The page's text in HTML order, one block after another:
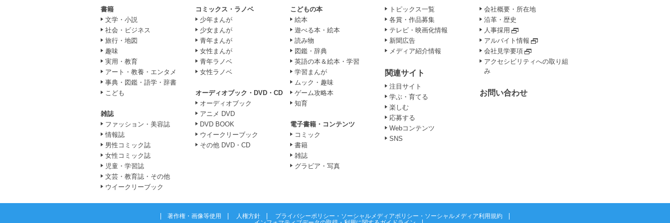
書籍
文学・小説
社会・ビジネス
旅行・地図
趣味
実用・教育
アート・教養・エンタメ
事典・図鑑・語学・辞書
こども
雑誌
ファッション・美容誌
情報誌
男性コミック誌
女性コミック誌
児童・学習誌
文芸・教育誌・その他
ウイークリーブック
コミックス・ラノベ
少年まんが
少女まんが
青年まんが
女性まんが
青年ラノベ
女性ラノベ
オーディオブック・DVD・CD
オーディオブック
アニメ DVD
DVD BOOK
ウイークリーブック
その他 DVD・CD
こどもの本
絵本
遊べる本・絵本
読み物
図鑑・辞典
英語の本＆絵本・学習
学習まんが
ムック・趣味
ゲーム攻略本
知育
電子書籍・コンテンツ
コミック
書籍
雑誌
グラビア・写真
トピックス一覧
各賞・作品募集
テレビ・映画化情報
新聞広告
メディア紹介情報
関連サイト
注目サイト
学ぶ・育てる
楽しむ
応募する
Webコンテンツ
SNS
会社概要・所在地
沿革・歴史
人事採用
アルバイト情報
会社見学要項
アクセシビリティへの取り組
み
お問い合わせ
著作権・画像等使用 人権方針
プライバシーポリシー・ソーシャルメディアポリシー・ソーシャルメディア利用規約